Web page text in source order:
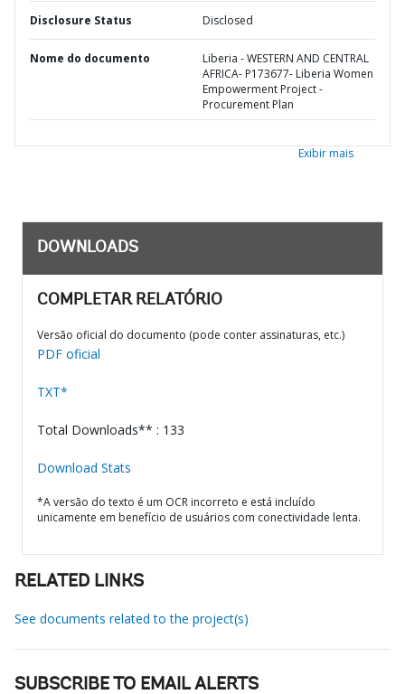
Disclosure Status Disclosed
Nome do documento
Liberia - WESTERN AND CENTRAL
AFRICA- P173677- Liberia Women
Empowerment Project -
Procurement Plan
Exibir mais
DOWNLOADS
COMPLETAR RELATÓRIO
Versão oficial do documento (pode conter assinaturas, etc.)
PDF oficial
TXT*
Total Downloads** : 133
Download Stats
*A versão do texto é um OCR incorreto e está incluído
unicamente em benefício de usuários com conectividade lenta.
RELATED LINKS
See documents related to the project(s)
SUBSCRIBE TO EMAIL ALERTS